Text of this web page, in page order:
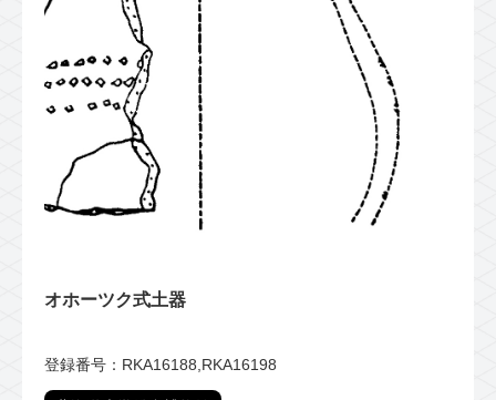
オホーツク式土器
登録番号：RKA16188,RKA16198